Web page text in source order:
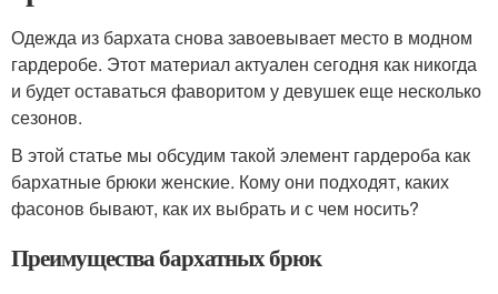
Одежда из бархата снова завоевывает место в модном
гардеробе. Этот материал актуален сегодня как никогда
и будет оставаться фаворитом у девушек еще несколько
сезонов.
В этой статье мы обсудим такой элемент гардероба как
бархатные брюки женские. Кому они подходят, каких
фасонов бывают, как их выбрать и с чем носить?
Преимущества бархатных брюк